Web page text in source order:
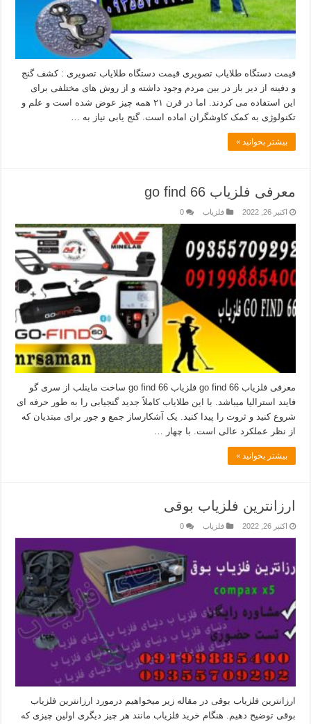
قیمت دستگاه طلایاب تصویری قیمت دستگاه طلایاب تصویری : کشف گنج
و دفینه از دیر باز در بین مردم وجود داشته و از روش های مختلفی برای
این استفاده می کردند. اما در قرن ۲۱ همه چیز عوض شده است و علم و
تکنولوژی به کمک کاوشگران اماده است. گنج یابی نیاز به …
بیشتر بخوانید »
معرفی فلزیاب go find 66
اکتبر 26, 2022 فلزیاب 0
معرفی فلزیاب go find 66 فلزیاب go find 66 ساخت ماینلب از سری گو
فایند استرالیا میباشد. با این طلایاب کاملاً جدید گنجیابی را به طور حرفه ای
شروع کنید و ثروت را پیدا کنید. یک آشکارساز جمع و جور برای مبتدیان که
از نظر عملکرد عالی است. با چهار …
بیشتر بخوانید »
ارزانترین فلزیاب بوقی
اکتبر 26, 2022 فلزیاب 0
ارزانترین فلزیاب بوقی در مقاله زیر میخواهیم درمورد ارزانترین فلزیاب
بوقی توضیح دهیم. هنگام خرید فلزیاب مانند هر چیز دیگری اولین چیزی که